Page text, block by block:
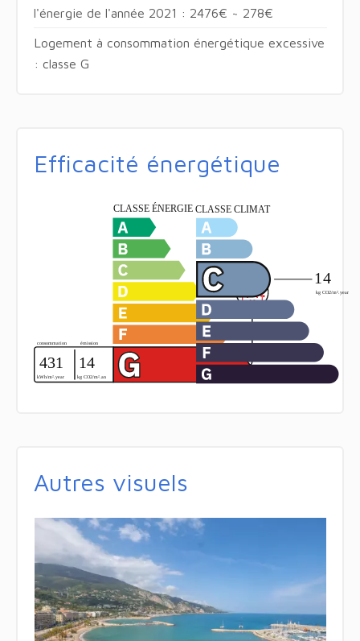
l'énergie de l'année 2021 : 2476€ ~ 278€
Logement à consommation énergétique excessive
: classe G
Efficacité énergétique
Autres visuels